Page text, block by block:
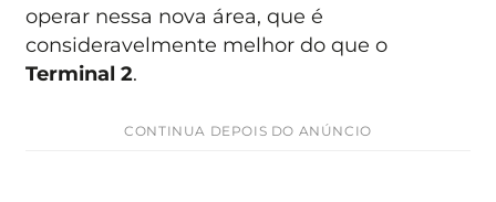
operar nessa nova área, que é
consideravelmente melhor do que o
Terminal 2.
CONTINUA DEPOIS DO ANÚNCIO